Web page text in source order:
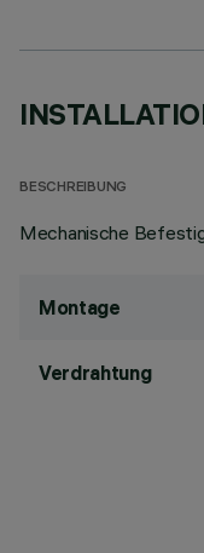
BESCHREIBUNG
Mechanische
Montage
Verdrahtung